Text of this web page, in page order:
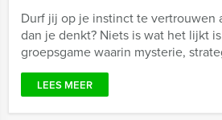
Durf jij op je instinct te vertrouwen
dan je denkt? Niets is wat het lijkt
groepsgame waarin mysterie,
LEES MEER